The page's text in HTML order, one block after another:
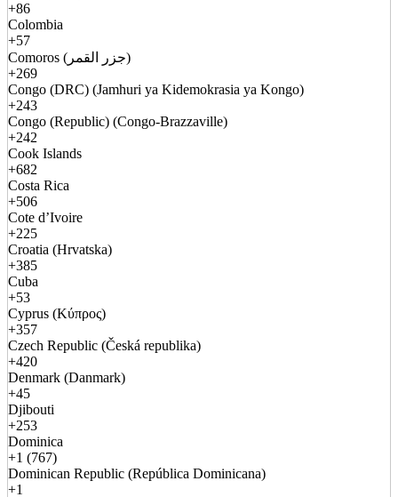
+86
Colombia
+57
Comoros (جزر القمر)
+269
Congo (DRC) (Jamhuri ya Kidemokrasia ya Kongo)
+243
Congo (Republic) (Congo-Brazzaville)
+242
Cook Islands
+682
Costa Rica
+506
Cote d’Ivoire
+225
Croatia (Hrvatska)
+385
Cuba
+53
Cyprus (Κύπρος)
+357
Czech Republic (Česká republika)
+420
Denmark (Danmark)
+45
Djibouti
+253
Dominica
+1 (767)
Dominican Republic (República Dominicana)
+1